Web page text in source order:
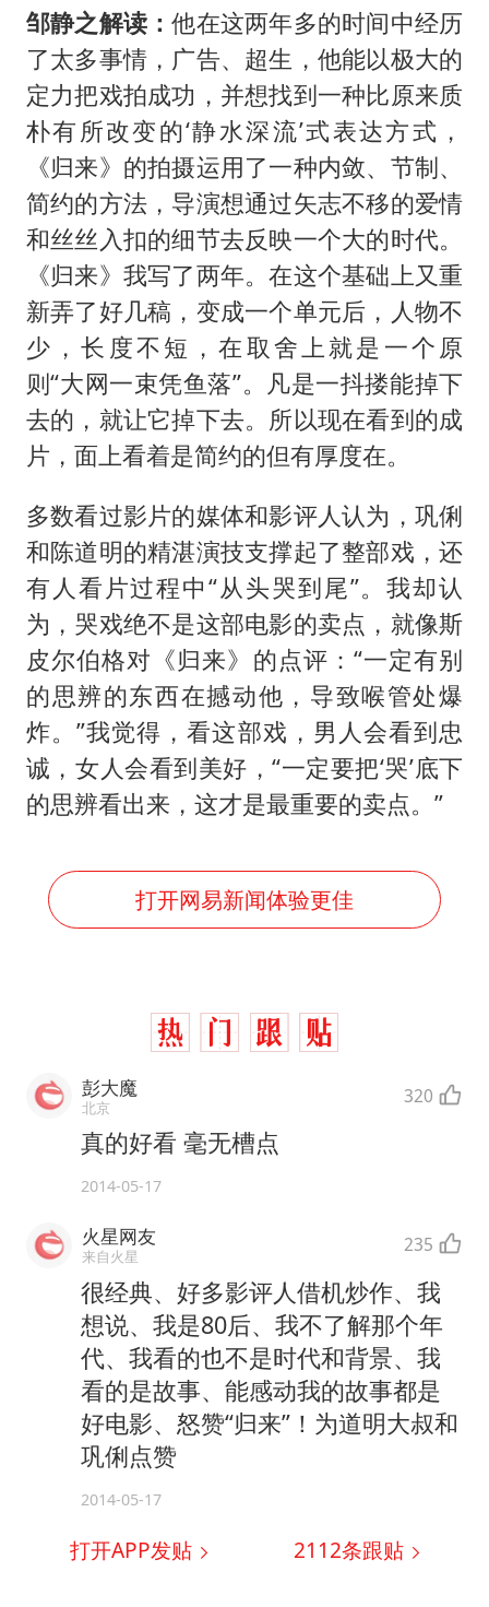
邹静之解读：他在这两年多的时间中经历
了太多事情，广告、超生，他能以极大的
定力把戏拍成功，并想找到一种比原来质
朴有所改变的‘静水深流’式表达方式，
《归来》的拍摄运用了一种内敛、节制、
简约的方法，导演想通过矢志不移的爱情
和丝丝入扣的细节去反映一个大的时代。
《归来》我写了两年。在这个基础上又重
新弄了好几稿，变成一个单元后，人物不
少，长度不短，在取舍上就是一个原
则“大网一束凭鱼落”。凡是一抖搂能掉下
去的，就让它掉下去。所以现在看到的成
片，面上看着是简约的但有厚度在。
多数看过影片的媒体和影评人认为，巩俐
和陈道明的精湛演技支撑起了整部戏，还
有人看片过程中“从头哭到尾”。我却认
为，哭戏绝不是这部电影的卖点，就像斯
皮尔伯格对《归来》的点评：“一定有别
的思辨的东西在撼动他，导致喉管处爆
炸。”我觉得，看这部戏，男人会看到忠
诚，女人会看到美好，“一定要把‘哭’底下
的思辨看出来，这才是最重要的卖点。”
打开网易新闻体验更佳
彭大魔
北京 320
真的好看 毫无槽点
2014-05-17
火星网友
来自火星 235
很经典、好多影评人借机炒作、我
想说、我是80后、我不了解那个年
代、我看的也不是时代和背景、我
看的是故事、能感动我的故事都是
好电影、怒赞“归来”！为道明大叔和
巩俐点赞
2014-05-17
打开APP发贴 2112条跟贴